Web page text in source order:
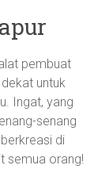
pembuat
untuk
Ingat, yang
senang
di
semua orang!